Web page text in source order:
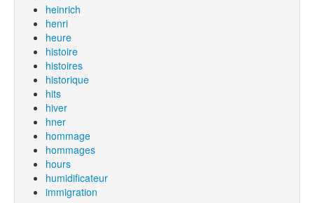
heinrich
henri
heure
histoire
histoires
historique
hits
hiver
hner
hommage
hommages
hours
humidificateur
immigration